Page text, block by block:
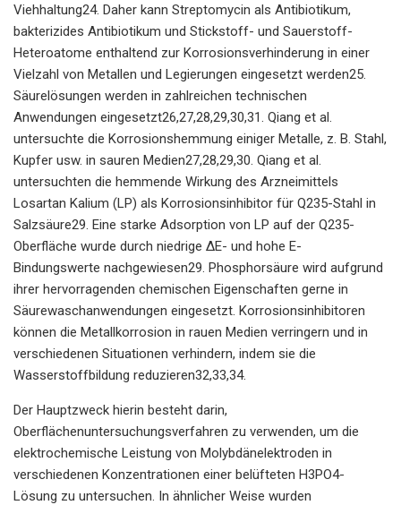
Viehhaltung24. Daher kann Streptomycin als Antibiotikum,
bakterizides Antibiotikum und Stickstoff- und Sauerstoff-
Heteroatome enthaltend zur Korrosionsverhinderung in einer
Vielzahl von Metallen und Legierungen eingesetzt werden25.
Säurelösungen werden in zahlreichen technischen
Anwendungen eingesetzt26,27,28,29,30,31. Qiang et al.
untersuchte die Korrosionshemmung einiger Metalle, z. B. Stahl,
Kupfer usw. in sauren Medien27,28,29,30. Qiang et al.
untersuchten die hemmende Wirkung des Arzneimittels
Losartan Kalium (LP) als Korrosionsinhibitor für Q235-Stahl in
Salzsäure29. Eine starke Adsorption von LP auf der Q235-
Oberfläche wurde durch niedrige ΔE- und hohe E-
Bindungswerte nachgewiesen29. Phosphorsäure wird aufgrund
ihrer hervorragenden chemischen Eigenschaften gerne in
Säurewaschanwendungen eingesetzt. Korrosionsinhibitoren
können die Metallkorrosion in rauen Medien verringern und in
verschiedenen Situationen verhindern, indem sie die
Wasserstoffbildung reduzieren32,33,34.
Der Hauptzweck hierin besteht darin,
Oberflächenuntersuchungsverfahren zu verwenden, um die
elektrochemische Leistung von Molybdänelektroden in
verschiedenen Konzentrationen einer belüfteten H3PO4-
Lösung zu untersuchen. In ähnlicher Weise wurden